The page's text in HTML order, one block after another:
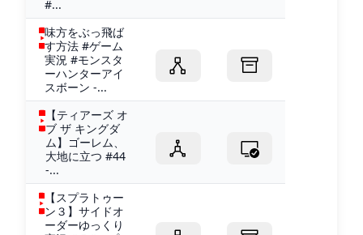
#...
味方をぶっ飛ば
す方法 #ゲーム
実況 #モンスタ
ーハンターアイ
スボーン -...
【ティアーズ オ
ブ ザ キングダ
ム】ゴーレム、
大地に立つ #44
-...
【スプラトゥー
ン３】サイドオ
ーダーゆっくり